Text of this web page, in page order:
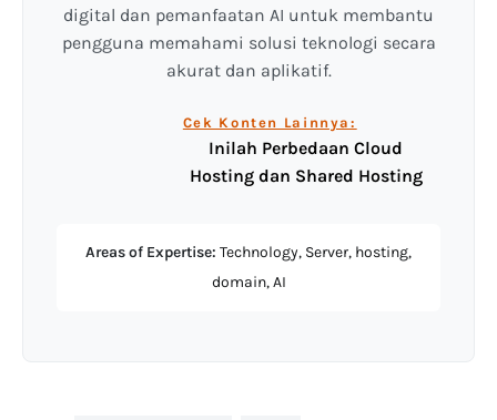
digital dan pemanfaatan AI untuk membantu
pengguna memahami solusi teknologi secara
akurat dan aplikatif.
Cek Konten Lainnya:
Inilah Perbedaan Cloud
Hosting dan Shared Hosting
Areas of Expertise: Technology, Server, hosting,
domain, AI